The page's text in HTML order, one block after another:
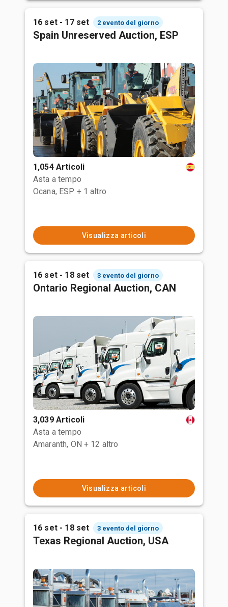
16 set - 17 set 2 evento del giorno
Spain Unreserved Auction, ESP
1,054 Articoli
Asta a tempo
Ocana, ESP + 1 altro
Visualizza articoli
16 set - 18 set 3 evento del giorno
Ontario Regional Auction, CAN
3,039 Articoli
Asta a tempo
Amaranth, ON + 12 altro
Visualizza articoli
16 set - 18 set 3 evento del giorno
Texas Regional Auction, USA